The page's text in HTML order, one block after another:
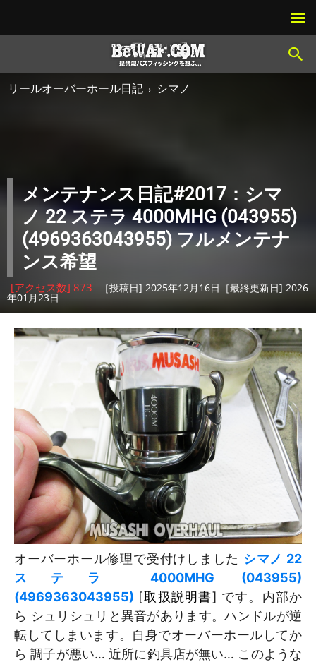
リールオーバーホール日記 シマノ
メンテナンス日記#2017：シマ
ノ 22 ステラ 4000MHG (043955)
(4969363043955) フルメンテナ
ンス希望
[アクセス数] 873 ［投稿日] 2025年12月16日［最終更新日] 2026
年01月23日
オーバーホール修理で受付けしました シマノ 22
ステラ 4000MHG (043955)
(4969363043955) [取扱説明書] です。内部か
ら シュリシュリと異音があります。ハンドルが逆
転してしまいます。自身でオーバーホールしてか
ら 調子が悪い… 近所に釣具店が無い… このような